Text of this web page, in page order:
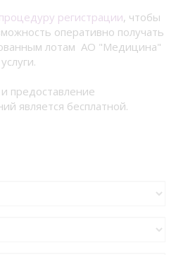
регистрации, чтобы
оперативно получать
лотам АО "Медицина"
предоставление
является бесплатной.